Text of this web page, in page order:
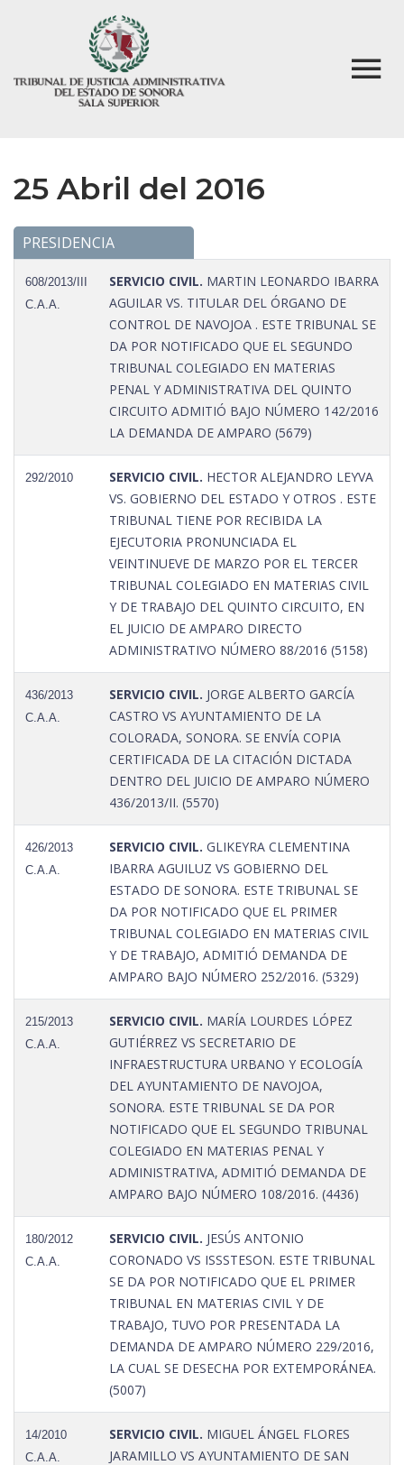
25 Abril del 2016
PRESIDENCIA
608/2013/III
C.A.A.
SERVICIO CIVIL. MARTIN LEONARDO IBARRA
AGUILAR VS. TITULAR DEL ÓRGANO DE
CONTROL DE NAVOJOA . ESTE TRIBUNAL SE
DA POR NOTIFICADO QUE EL SEGUNDO
TRIBUNAL COLEGIADO EN MATERIAS
PENAL Y ADMINISTRATIVA DEL QUINTO
CIRCUITO ADMITIÓ BAJO NÚMERO 142/2016
LA DEMANDA DE AMPARO (5679)
292/2010 SERVICIO CIVIL. HECTOR ALEJANDRO LEYVA
VS. GOBIERNO DEL ESTADO Y OTROS . ESTE
TRIBUNAL TIENE POR RECIBIDA LA
EJECUTORIA PRONUNCIADA EL
VEINTINUEVE DE MARZO POR EL TERCER
TRIBUNAL COLEGIADO EN MATERIAS CIVIL
Y DE TRABAJO DEL QUINTO CIRCUITO, EN
EL JUICIO DE AMPARO DIRECTO
ADMINISTRATIVO NÚMERO 88/2016 (5158)
436/2013
C.A.A.
SERVICIO CIVIL. JORGE ALBERTO GARCÍA
CASTRO VS AYUNTAMIENTO DE LA
COLORADA, SONORA. SE ENVÍA COPIA
CERTIFICADA DE LA CITACIÓN DICTADA
DENTRO DEL JUICIO DE AMPARO NÚMERO
436/2013/II. (5570)
426/2013
C.A.A.
SERVICIO CIVIL. GLIKEYRA CLEMENTINA
IBARRA AGUILUZ VS GOBIERNO DEL
ESTADO DE SONORA. ESTE TRIBUNAL SE
DA POR NOTIFICADO QUE EL PRIMER
TRIBUNAL COLEGIADO EN MATERIAS CIVIL
Y DE TRABAJO, ADMITIÓ DEMANDA DE
AMPARO BAJO NÚMERO 252/2016. (5329)
215/2013
C.A.A.
SERVICIO CIVIL. MARÍA LOURDES LÓPEZ
GUTIÉRREZ VS SECRETARIO DE
INFRAESTRUCTURA URBANO Y ECOLOGÍA
DEL AYUNTAMIENTO DE NAVOJOA,
SONORA. ESTE TRIBUNAL SE DA POR
NOTIFICADO QUE EL SEGUNDO TRIBUNAL
COLEGIADO EN MATERIAS PENAL Y
ADMINISTRATIVA, ADMITIÓ DEMANDA DE
AMPARO BAJO NÚMERO 108/2016. (4436)
180/2012
C.A.A.
SERVICIO CIVIL. JESÚS ANTONIO
CORONADO VS ISSSTESON. ESTE TRIBUNAL
SE DA POR NOTIFICADO QUE EL PRIMER
TRIBUNAL EN MATERIAS CIVIL Y DE
TRABAJO, TUVO POR PRESENTADA LA
DEMANDA DE AMPARO NÚMERO 229/2016,
LA CUAL SE DESECHA POR EXTEMPORÁNEA.
(5007)
14/2010
C.A.A.
SERVICIO CIVIL. MIGUEL ÁNGEL FLORES
JARAMILLO VS AYUNTAMIENTO DE SAN